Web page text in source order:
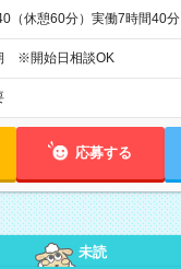
（休憩60分）実働7時間40分
※開始日相談OK
応募する
未読